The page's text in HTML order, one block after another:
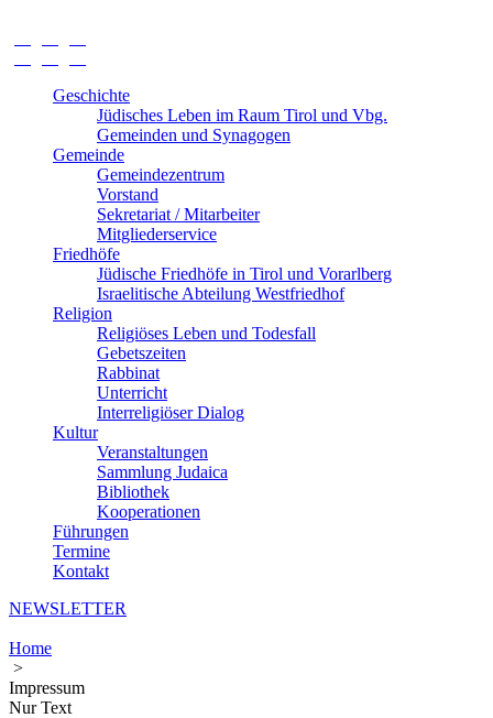
Geschichte
Jüdisches Leben im Raum Tirol und Vbg.
Gemeinden und Synagogen
Gemeinde
Gemeindezentrum
Vorstand
Sekretariat / Mitarbeiter
Mitgliederservice
Friedhöfe
Jüdische Friedhöfe in Tirol und Vorarlberg
Israelitische Abteilung Westfriedhof
Religion
Religiöses Leben und Todesfall
Gebetszeiten
Rabbinat
Unterricht
Interreligiöser Dialog
Kultur
Veranstaltungen
Sammlung Judaica
Bibliothek
Kooperationen
Führungen
Termine
Kontakt
NEWSLETTER
Home
>
Impressum
Nur Text